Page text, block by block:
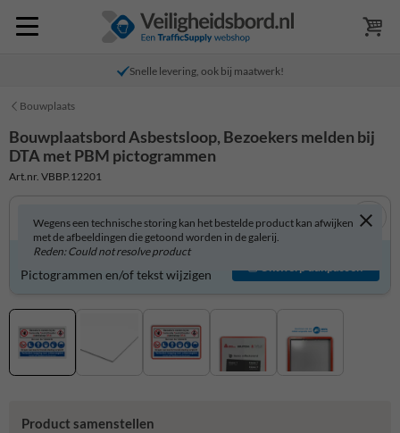
Snelle levering, ook bij maatwerk!
Bouwplaats
Bouwplaatsbord Asbestsloop, Bezoekers melden bij
DTA met PBM pictogrammen
Art.nr. VBBP.12201
Wegens een technische storing kan het bestelde product kan afwijken
met de afbeeldingen die getoond worden in de galerij.
Reden: Could not resolve product
Bouwplaatsbord zelf aanpassen?
Pictogrammen en/of tekst wijzigen
Ontwerp aanpassen
Product samenstellen